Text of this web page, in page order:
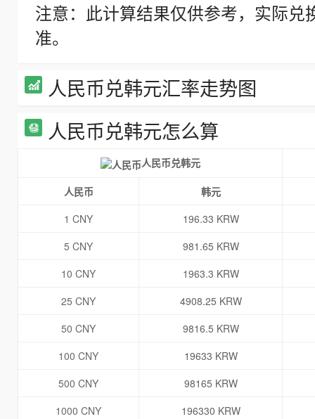
注意：此计算结果仅供参考，实际
准。
人民币兑韩元汇率走势图
人民币兑韩元怎么算
人民币兑韩元
人民币
韩元
1 CNY
196.33 KRW
5 CNY
981.65 KRW
10 CNY
1963.3 KRW
25 CNY
4908.25 KRW
50 CNY
9816.5 KRW
100 CNY
19633 KRW
500 CNY
98165 KRW
1000 CNY
196330 KRW